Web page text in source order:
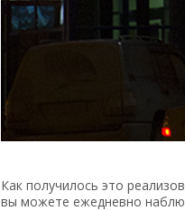
Как получилось это
вы можете ежедневно